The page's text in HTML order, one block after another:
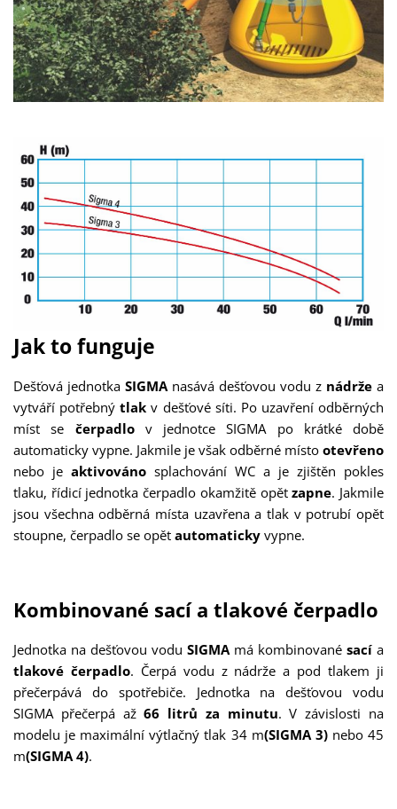
Jak to funguje
Dešťová jednotka SIGMA nasává dešťovou vodu z nádrže a
vytváří potřebnýtlak v dešťové síti. Po uzavření odběrných
míst se čerpadlo v jednotce SIGMA po krátké době
automaticky vypne. Jakmile je však odběrné místo otevřeno
nebo je aktivováno splachování WC a je zjištěn pokles
tlaku, řídicí jednotka čerpadlo okamžitě opětzapne. Jakmile
jsou všechna odběrná místa uzavřena a tlak v potrubí opět
stoupne, čerpadlo se opět automaticky vypne.
Kombinované sací a tlakové čerpadlo
Jednotka na dešťovou vodu SIGMA má kombinované sací a
tlakové čerpadlo. Čerpá vodu z nádrže a pod tlakem ji
přečerpává do spotřebiče. Jednotka na dešťovou vodu
SIGMA přečerpá až66 litrů za minutu. V závislosti na
modelu je maximální výtlačný tlak 34 m(SIGMA 3)nebo 45
m(SIGMA 4).